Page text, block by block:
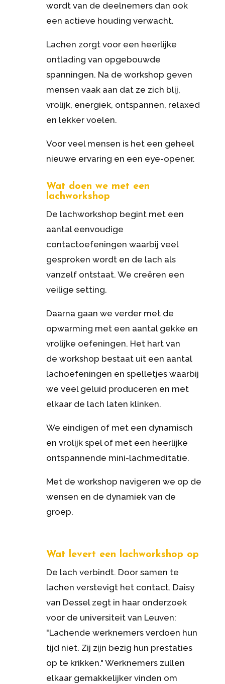
wordt van de deelnemers dan ook
een actieve houding verwacht.
Lachen zorgt voor een heerlijke
ontlading van opgebouwde
spanningen. Na de workshop geven
mensen vaak aan dat ze zich blij,
vrolijk, energiek, ontspannen, relaxed
en lekker voelen.
Voor veel mensen is het een geheel
nieuwe ervaring en een eye-opener.
Wat doen we met een
lachworkshop
De lachworkshop begint met een
aantal eenvoudige
contactoefeningen waarbij veel
gesproken wordt en de lach als
vanzelf ontstaat. We creëren een
veilige setting.
Daarna gaan we verder met de
opwarming met een aantal gekke en
vrolijke oefeningen. Het hart van
de workshop bestaat uit een aantal
lachoefeningen en spelletjes waarbij
we veel geluid produceren en met
elkaar de lach laten klinken.
We eindigen of met een dynamisch
en vrolijk spel of met een heerlijke
ontspannende mini-lachmeditatie.
Met de workshop navigeren we op de
wensen en de dynamiek van de
groep.
Wat levert een lachworkshop op
De lach verbindt. Door samen te
lachen verstevigt het contact. Daisy
van Dessel zegt in haar onderzoek
voor de universiteit van Leuven:
"Lachende werknemers verdoen hun
tijd niet. Zij zijn bezig hun prestaties
op te krikken." Werknemers zullen
elkaar gemakkelijker vinden om